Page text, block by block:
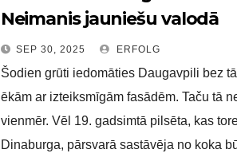
Neimanis jauniešu valodā
SEP 30, 2025 ERFOLG
Šodien grūti iedomāties Daugavpili bez
ēkām ar izteiksmīgām fasādēm. Taču tā
vienmēr. Vēl 19. gadsimtā pilsēta, kas
Dinaburga, pārsvarā sastāvēja no koka